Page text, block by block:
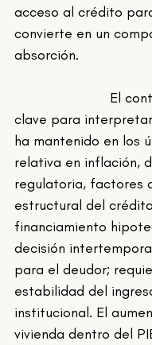
acceso al crédito
convierte en un
absorción.
clave para
ha mantenido en los
relativa en inflación,
regulatoria, factores
estructural del
financiamiento
decisión
para el deudor;
estabilidad del
institucional. El
vivienda dentro del